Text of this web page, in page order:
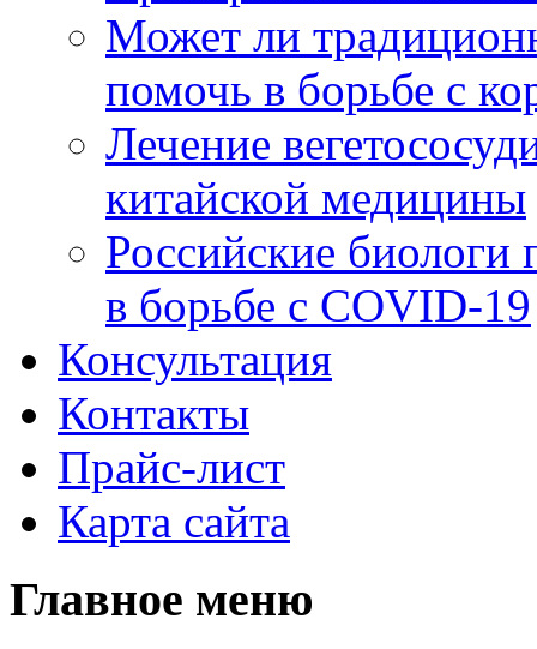
Может ли
помочь в борьбе с
Лечение
китайской медицины
Российские биологи
в борьбе с COVID-19
Консультация
Контакты
Прайс-лист
Карта сайта
Главное меню